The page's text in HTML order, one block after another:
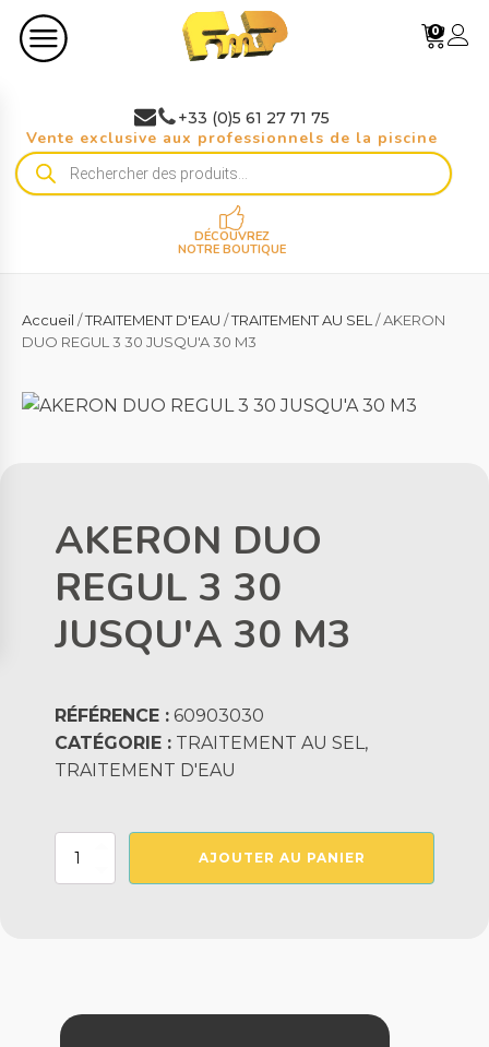
0
+33 (0)5 61 27 71 75
Vente exclusive aux professionnels de la piscine
Recherche
de
DÉCOUVREZ
NOTRE BOUTIQUE
Accueil /TRAITEMENT D'EAU /TRAITEMENT AU SEL / AKERON
DUO REGUL 3 30 JUSQU'A 30 M3
AKERON DUO
REGUL 3 30
JUSQU'A 30 M3
RÉFÉRENCE : 60903030
CATÉGORIE : TRAITEMENT AU SEL,
TRAITEMENT D'EAU
quantité
30
M3
AJOUTER AU PANIER